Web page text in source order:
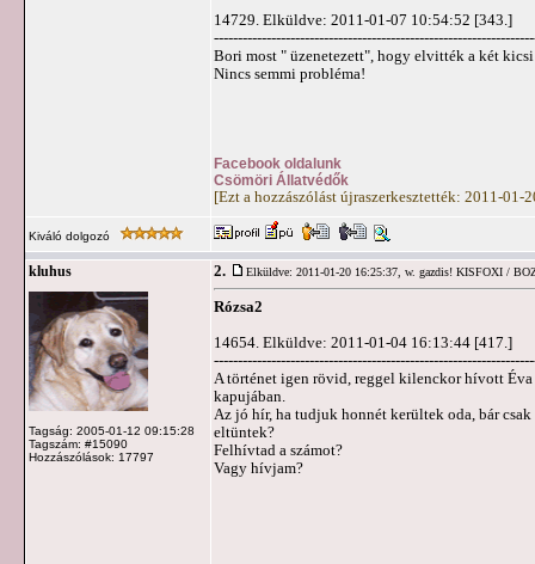
14729. Elküldve: 2011-01-07 10:54:52 [343.]
Bori most " üzenetezett", hogy elvitték a két
Nincs semmi probléma!
Facebook oldalunk
Csömöri Állatvédők
[Ezt a hozzászólást újraszerkesztették: 2011-01-
Kiváló dolgozó
kluhus
Tagság: 2005-01-12 09:15:28
Tagszám: #15090
Hozzászólások: 17797
2. Elküldve: 2011-01-20 16:25:37, w. gazdis! KISFOXI /
Rózsa2
14654. Elküldve: 2011-01-04 16:13:44 [417.]
A történet igen rövid, reggel kilenckor hívott
kapujában.
Az jó hír, ha tudjuk honnét kerültek oda, bár
eltüntek?
Felhívtad a számot?
Vagy hívjam?